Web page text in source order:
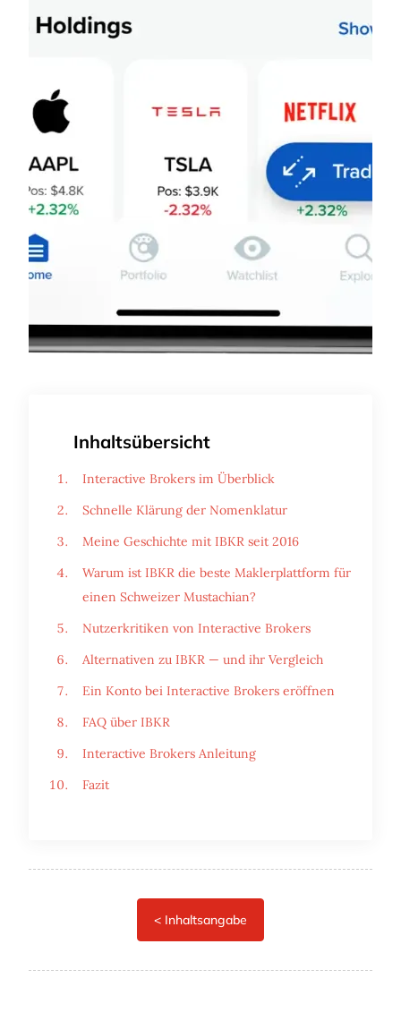
Inhaltsübersicht
Interactive Brokers im Überblick
Schnelle Klärung der Nomenklatur
Meine Geschichte mit IBKR seit 2016
Warum ist IBKR die beste Maklerplattform für
einen Schweizer Mustachian?
Nutzerkritiken von Interactive Brokers
Alternativen zu IBKR — und ihr Vergleich
Ein Konto bei Interactive Brokers eröffnen
FAQ über IBKR
Interactive Brokers Anleitung
Fazit